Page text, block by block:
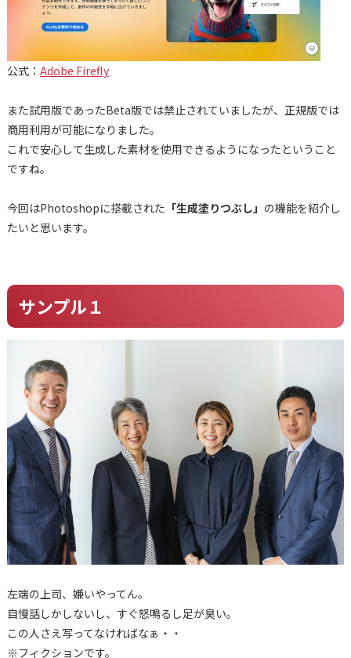
公式： Adobe Firefly
また試用版であったBeta版では禁止されていましたが、正規版では
商用利用が可能になりました。
これで安心して生成した素材を使用できるようになったということ
ですね。
今回はPhotoshopに搭載された 「生成塗りつぶし」 の機能を紹介し
たいと思います。
サンプル１
左端の上司、嫌いやってん。
自慢話しかしないし、すぐ怒鳴るし足が臭い。
この人さえ写ってなければなぁ・・
※フィクションです。